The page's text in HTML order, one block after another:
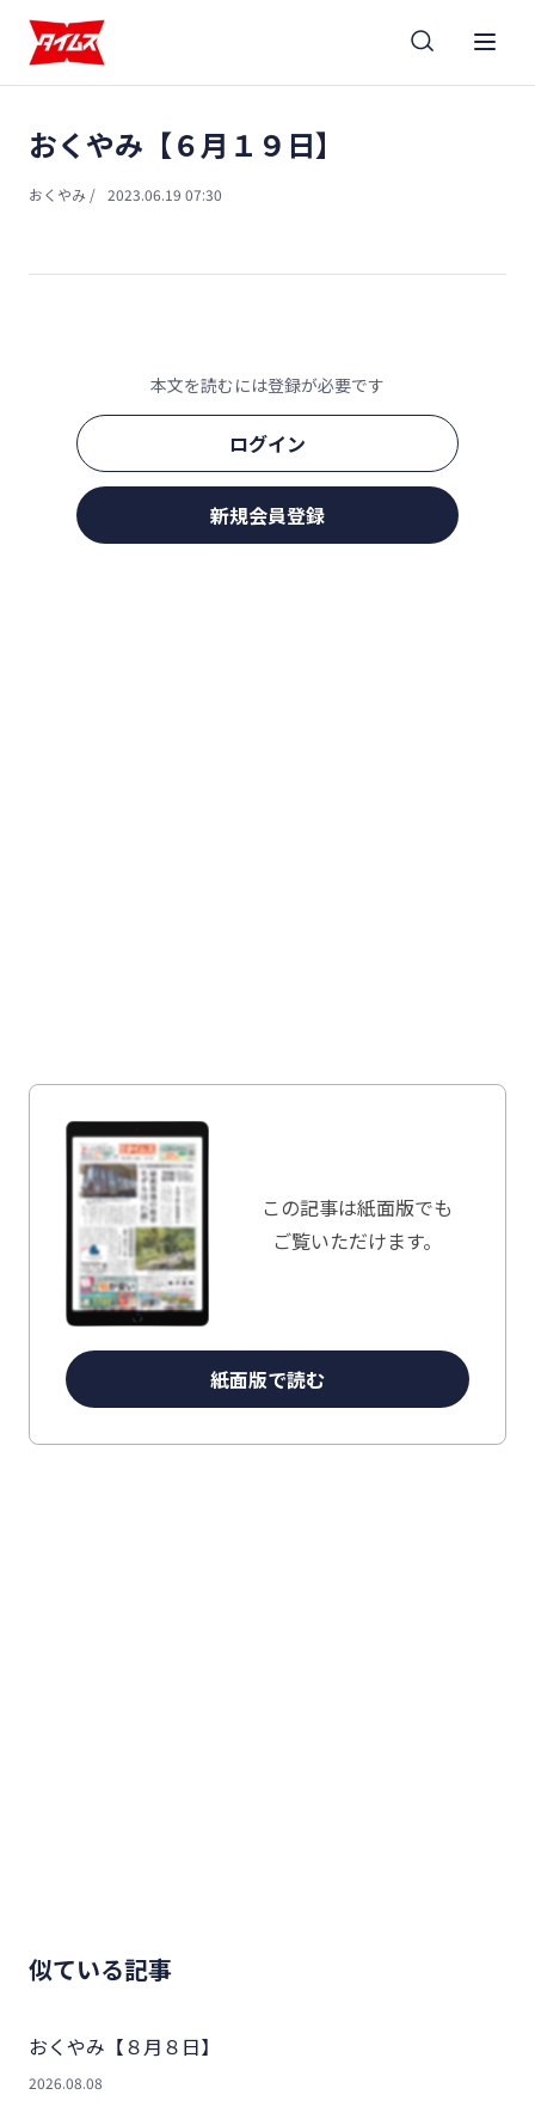
おくやみ【６月１９日】
おくやみ / 2023.06.19 07:30
本文を読むには登録が必要です
ログイン
新規会員登録
この記事は紙面版でも
ご覧いただけます。
紙面版で読む
似ている記事
おくやみ【８月８日】
2026.08.08